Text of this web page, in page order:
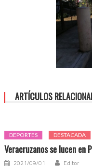
ARTÍCULOS
DEPORTES DESTACADA
Veracruzanos se lucen en
2021/09/01 Editor